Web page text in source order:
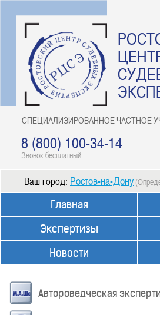
СПЕЦИАЛИЗИРОВАННОЕ ЧАСТНОЕ
8 (800) 100-34-14
Звонок бесплатный
Ваш город: Ростов-на-Дону
Главная
Экспертизы
Новости
Автороведческая